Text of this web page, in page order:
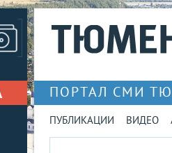
ПОРТАЛ СМИ
ПУБЛИКАЦИИ ВИДЕО